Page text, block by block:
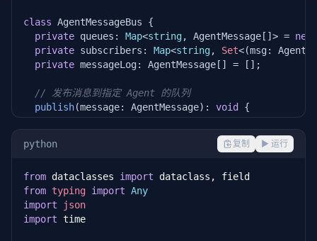
return TaskResult(
            success=
True,
            output=
"所有阶段完成",
            metadata=context
def _execute_with_retry(self , phase:
,
for attempt in range(self.max_retries):
            result = worker.execute(task, context)
return result
self.task_log.append({
        worker.
execute (task, ctx),
new Promise((_, reject) =>
setTimeout (() => reject( new Error(
        ).
catch(() => ({ success: false , output:
if (result.success) return result;
    }
, output: 'max retries
}
class AgentMessageBus {
private queues: Map<string, AgentMessage[]> = new
private subscribers: Map<string, Set<(msg:
private messageLog: AgentMessage[] = [];
// 发布消息到指定 Agent 的队列
publish(message: AgentMessage): void
{
    message.id = message.id ||
crypto.randomUUID();
();
    queue.
push(message);
this.queues.set (message.toAgent, queue);
// 通知订阅者
python 复制 ▶ 运行
from dataclasses import
from typing import Any
import
json
import time